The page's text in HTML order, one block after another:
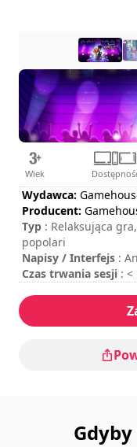
Wiek
Wydawca:
Producent:
Typ : Relaksująca
popolari
Napisy / Interfejs :
Czas trwania sesji :
Poziom trudności
:
Ocena
: Gamezebo :
Gdyby